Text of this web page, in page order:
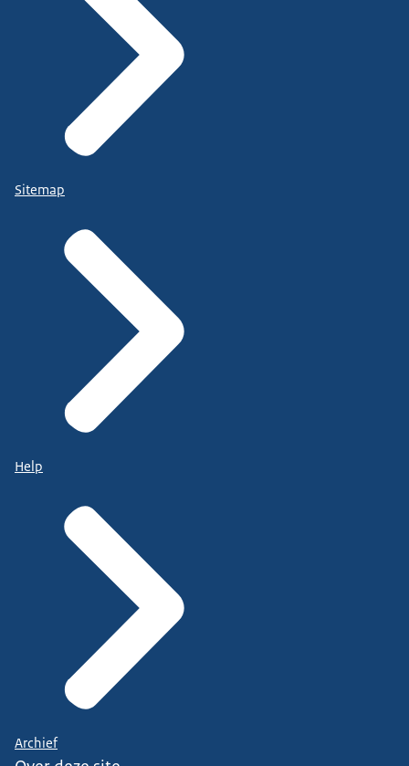
Sitemap
Help
Archief